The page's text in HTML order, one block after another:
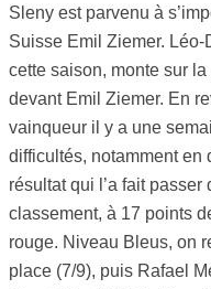
Sleny est parvenu à
Suisse Emil Ziemer.
cette saison, monte sur
devant Emil Ziemer. En
vainqueur il y a une
difficultés, notamment en
résultat qui l’a fait
classement, à 17 points
rouge. Niveau Bleus, on
place (7/9), puis Rafael